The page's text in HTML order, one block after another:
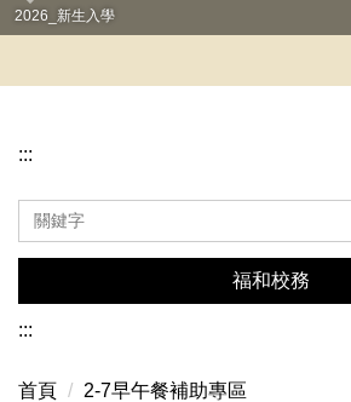
2026_新生入學
:::
福和校務
:::
首頁 2-7早午餐補助專區